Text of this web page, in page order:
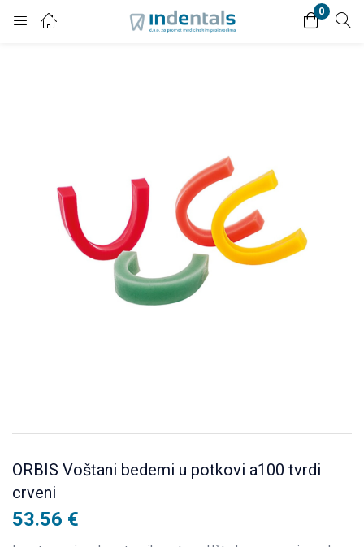
0
Login
Remember me
ORBIS Voštani bedemi u potkovi a100 tvrdi
crveni
53.56 €